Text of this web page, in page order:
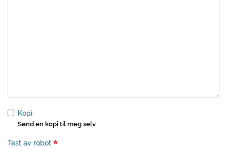
Kopi
Send en kopi til meg selv
Test av robot